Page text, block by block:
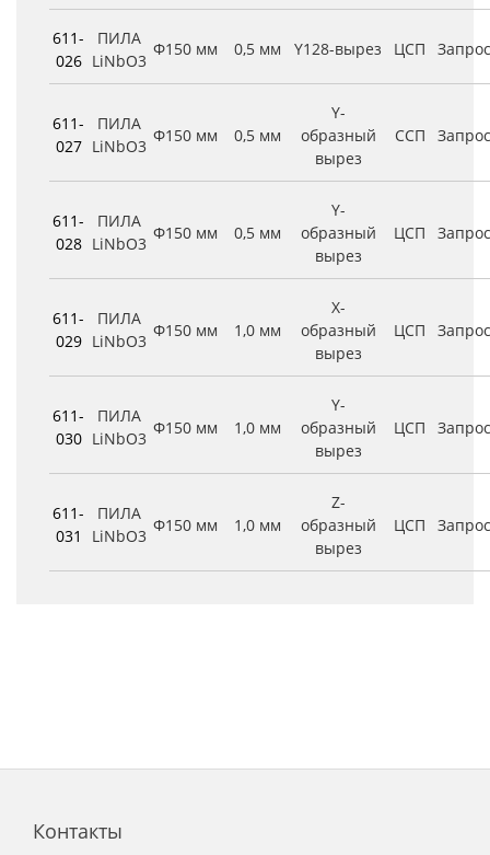
611-
026
ПИЛА
LiNbO3
Φ150 мм 0,5 мм Y128-вырез ЦСП
611-
027
ПИЛА
LiNbO3
Φ150 мм 0,5 мм
Y-
образный
вырез
ССП
611-
028
ПИЛА
LiNbO3
Φ150 мм 0,5 мм
Y-
образный
вырез
ЦСП
611-
029
ПИЛА
LiNbO3
Φ150 мм 1,0 мм
X-
образный
вырез
ЦСП
611-
030
ПИЛА
LiNbO3
Φ150 мм 1,0 мм
Y-
образный
вырез
ЦСП
611-
031
ПИЛА
LiNbO3
Φ150 мм 1,0 мм
Z-
образный
вырез
ЦСП
Контакты